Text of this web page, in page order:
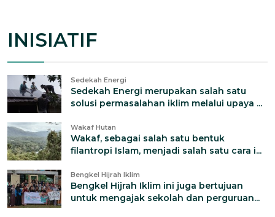
INISIATIF
Sedekah Energi
Sedekah Energi merupakan salah satu
solusi permasalahan iklim melalui upaya ...
Wakaf Hutan
Wakaf, sebagai salah satu bentuk
filantropi Islam, menjadi salah satu cara i...
Bengkel Hijrah Iklim
Bengkel Hijrah Iklim ini juga bertujuan
untuk mengajak sekolah dan perguruan...